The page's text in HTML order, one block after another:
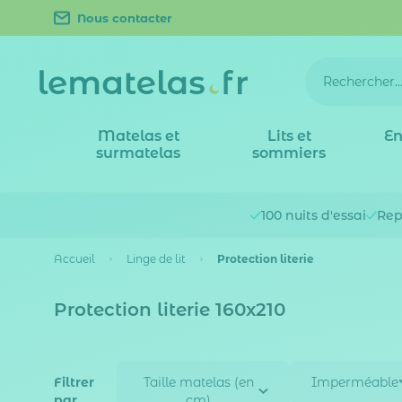
Nous contacter
Matelas et
surmatelas
Lits et
sommiers
100 nuits d'essai
Accueil Linge de lit Protection literie
Protection literie 160x210
Filtrer
Taille matelas (en
Imperméable